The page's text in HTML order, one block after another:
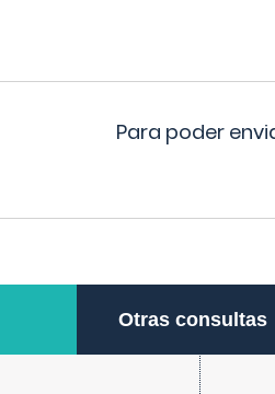
Para poder
Otras consultas